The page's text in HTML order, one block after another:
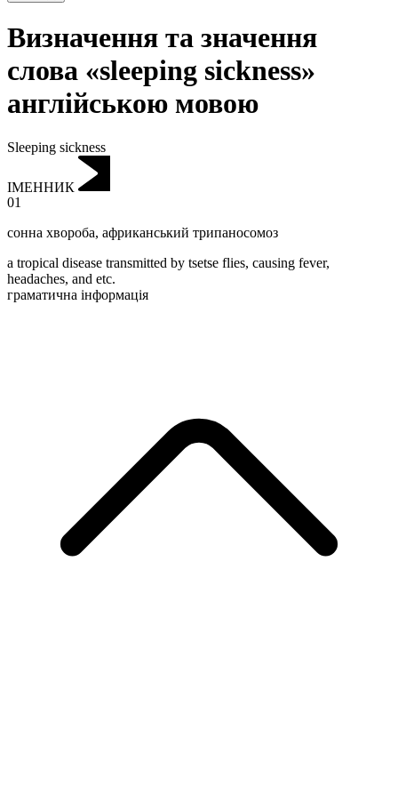
Визначення та значення
слова «sleeping sickness»
англійською мовою
Sleeping sickness
ІМЕННИК
01
сонна хвороба, африканський трипаносомоз
a tropical disease transmitted by tsetse flies, causing fever,
headaches, and etc.
граматична інформація